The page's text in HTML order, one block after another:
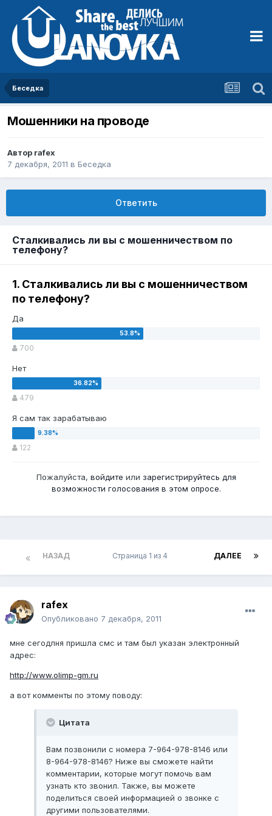
Беседка
Мошенники на проводе
Автор rafex
7 декабря, 2011 в Беседка
Ответить
Сталкивались ли вы с мошенничеством по
телефону?
1. Сталкивались ли вы с мошенничеством
по телефону?
Да
700
Нет
479
Я сам так зарабатываю
122
Пожалуйста, войдите или зарегистрируйтесь для
возможности голосования в этом опросе.
НАЗАД ДАЛЕЕ
Страница 1 из 4
rafex
Опубликовано 7 декабря, 2011
мне сегодлня пришла смс и там был указан электронный
адрес:
http://www.olimp-gm.ru
а вот комменты по этому поводу:
Цитата
Вам позвонили с номера 7-964-978-8146 или
8-964-978-8146? Ниже вы сможете найти
комментарии, которые могут помочь вам
узнать кто звонил. Также, вы можете
поделиться своей информацией о звонке с
другими пользователями.